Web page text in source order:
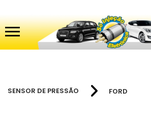
SENSOR DE PRESSÃO FORD